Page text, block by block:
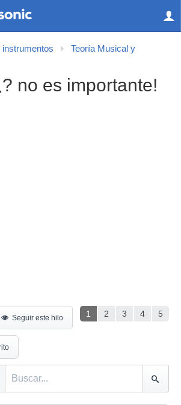
instrumentos
Teoría Musical y
no es importante!
1 2 3 4 5
Seguir este hilo